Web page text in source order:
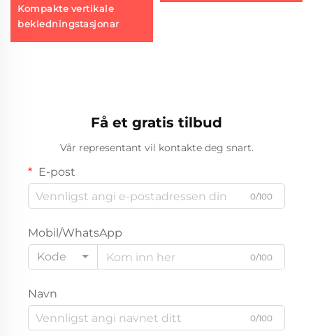
Kompakte vertikale
bekledningstasjonar
Få et gratis tilbud
Vår representant vil kontakte deg snart.
E-post
0/100
Mobil/WhatsApp
Kode
0/100
Navn
0/100